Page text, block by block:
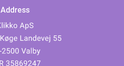
Address